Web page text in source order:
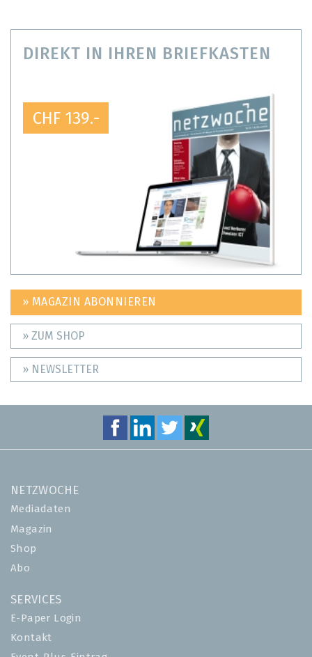
DIREKT IN IHREN BRIEFKASTEN
CHF 139.-
» MAGAZIN ABONNIEREN
» ZUM SHOP
» NEWSLETTER
NETZWOCHE
Mediadaten
Magazin
Shop
Abo
SERVICES
E-Paper Login
Kontakt